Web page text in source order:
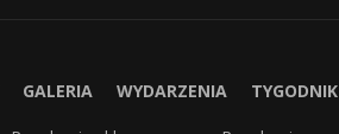
GALERIA WYDARZENIA TYGODNIK